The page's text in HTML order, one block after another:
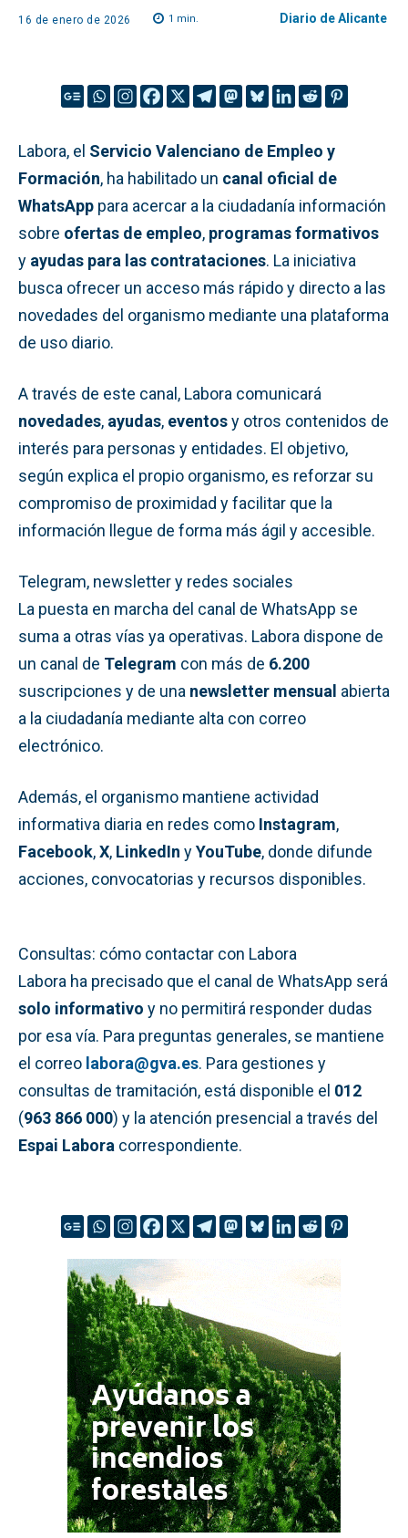
16 de enero de 2026 1 min. Diario de Alicante
Labora, el Servicio Valenciano de Empleo y
Formación, ha habilitado un canal oficial de
WhatsApp para acercar a la ciudadanía información
sobre ofertas de empleo, programas formativos
y ayudas para las contrataciones. La iniciativa
busca ofrecer un acceso más rápido y directo a las
novedades del organismo mediante una plataforma
de uso diario.
A través de este canal, Labora comunicará
novedades, ayudas, eventosy otros contenidos de
interés para personas y entidades. El objetivo,
según explica el propio organismo, es reforzar su
compromiso de proximidad y facilitar que la
información llegue de forma más ágil y accesible.
Telegram, newsletter y redes sociales
La puesta en marcha del canal de WhatsApp se
suma a otras vías ya operativas. Labora dispone de
un canal de Telegram con más de 6.200
suscripciones y de una newsletter mensual abierta
a la ciudadanía mediante alta con correo
electrónico.
Además, el organismo mantiene actividad
informativa diaria en redes como Instagram,
Facebook,X, LinkedIn yYouTube, donde difunde
acciones, convocatorias y recursos disponibles.
Consultas: cómo contactar con Labora
Labora ha precisado que el canal de WhatsApp será
solo informativo y no permitirá responder dudas
por esa vía. Para preguntas generales, se mantiene
el correo labora@gva.es. Para gestiones y
consultas de tramitación, está disponible el 012
(963 866 000) y la atención presencial a través del
Espai Labora correspondiente.